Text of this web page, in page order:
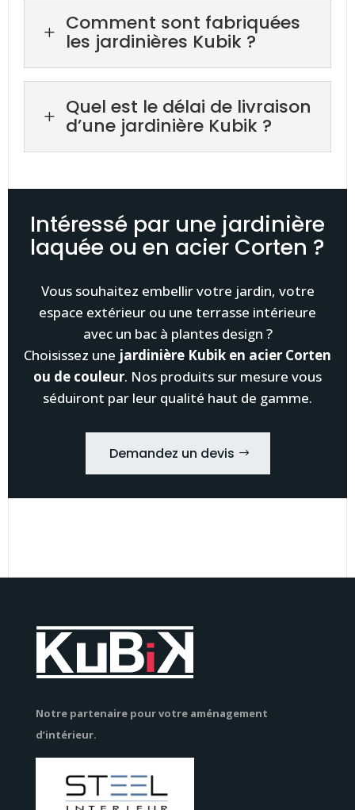
L Comment sont fabriquées
les jardinières Kubik ?
L Quel est le délai de livraison
d’une jardinière Kubik ?
Intéressé par une jardinière
laquée ou en acier Corten ?
Vous souhaitez embellir votre jardin, votre
espace extérieur ou une terrasse intérieure
avec un bac à plantes design ?
Choisissez une jardinière Kubik en acier Corten
ou de couleur. Nos produits sur mesure vous
séduiront par leur qualité haut de gamme.
Demandez un devis
Notre partenaire pour votre aménagement
d’intérieur.